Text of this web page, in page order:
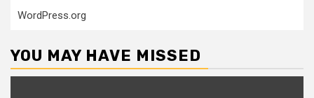
WordPress.org
YOU MAY HAVE MISSED